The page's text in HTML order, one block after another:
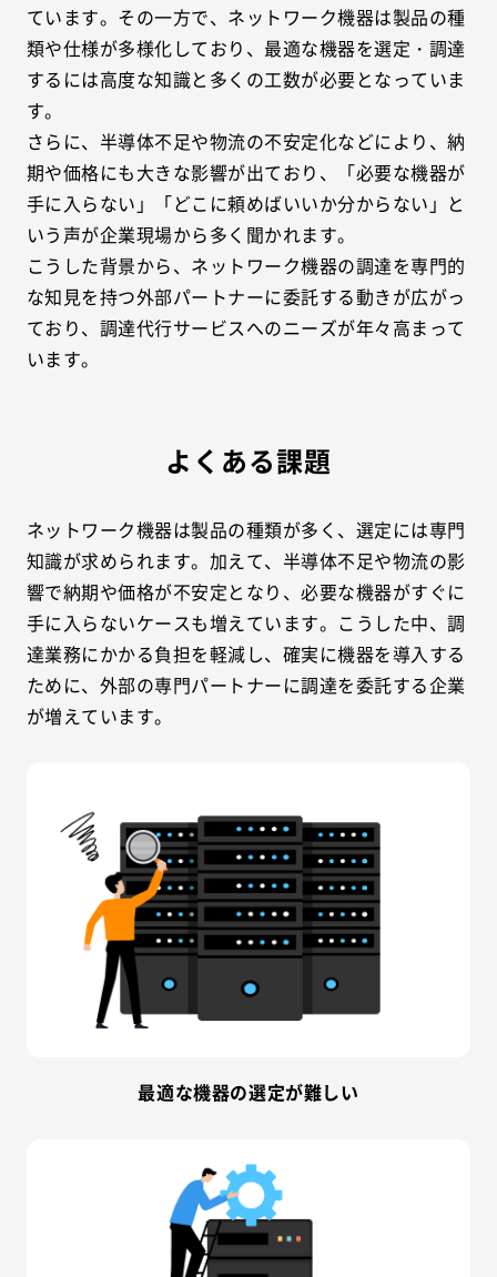
ています。その一方で、ネットワーク機器は製品の種
類や仕様が多様化しており、最適な機器を選定・調達
するには高度な知識と多くの工数が必要となっていま
す。
さらに、半導体不足や物流の不安定化などにより、納
期や価格にも大きな影響が出ており、「必要な機器が
手に入らない」「どこに頼めばいいか分からない」と
いう声が企業現場から多く聞かれます。
こうした背景から、ネットワーク機器の調達を専門的
な知見を持つ外部パートナーに委託する動きが広がっ
ており、調達代行サービスへのニーズが年々高まって
います。
よくある課題
ネットワーク機器は製品の種類が多く、選定には専門
知識が求められます。加えて、半導体不足や物流の影
響で納期や価格が不安定となり、必要な機器がすぐに
手に入らないケースも増えています。こうした中、調
達業務にかかる負担を軽減し、確実に機器を導入する
ために、外部の専門パートナーに調達を委託する企業
が増えています。
最適な機器の選定が難しい